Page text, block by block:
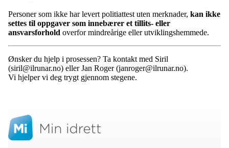
Personer som ikke har levert politiattest uten merknader, kan ikke
settes til oppgaver som innebærer et tillits- eller
ansvarsforhold overfor mindreårige eller utviklingshemmede.
Ønsker du hjelp i prosessen? Ta kontakt med Siril
(siril@ilrunar.no) eller Jan Roger (janroger@ilrunar.no).
Vi hjelper vi deg trygt gjennom stegene.